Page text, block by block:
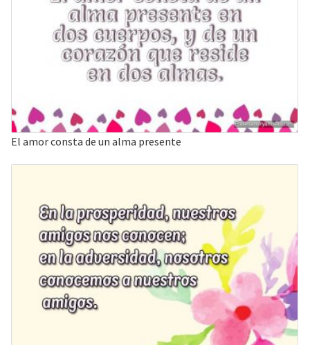
El amor consta de un alma presente